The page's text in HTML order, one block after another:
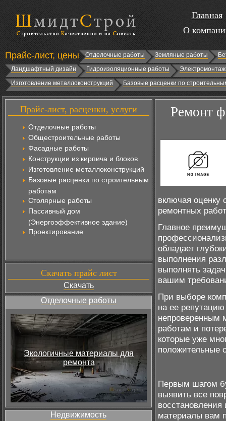
Главная
О
Прайс-лист, цены Отделочные работы Земляные работы
Ландшафтный дизайн
Гидроизоляционные работы
Изготовление металлоконструкций
Базовые расценки по
Прайс-лист, расценки, услуги
Отделочные работы
Общестроительные работы
Фасадные работы
Конструкции из кирпича и блоков
Изготовление металлоконструкций
Базовые расценки по строительным
работам
Столярные работы
Пассивный дом
(Энергоэффективное здание)
Проектирование
Скачать прайс лист
Скачать
Отделочные работы
Экологичные материалы для
ремонта
Недвижимость
Ремонт
включая оценку
ремонтных
Главное
обладает
выполнения
выполнять
вашим
При выборе
на ее
непроверенным
работам и
которые уже
положительные
Первым шагом
выявить все
материалы вам